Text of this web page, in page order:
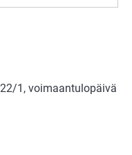
1, voimaantulopäivä